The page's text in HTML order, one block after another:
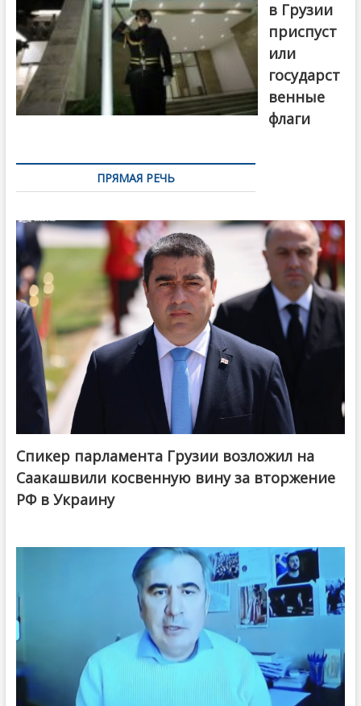
в Грузии
приспуст
или
государст
венные
флаги
ПРЯМАЯ РЕЧЬ
Спикер парламента Грузии возложил на
Саакашвили косвенную вину за вторжение
РФ в Украину